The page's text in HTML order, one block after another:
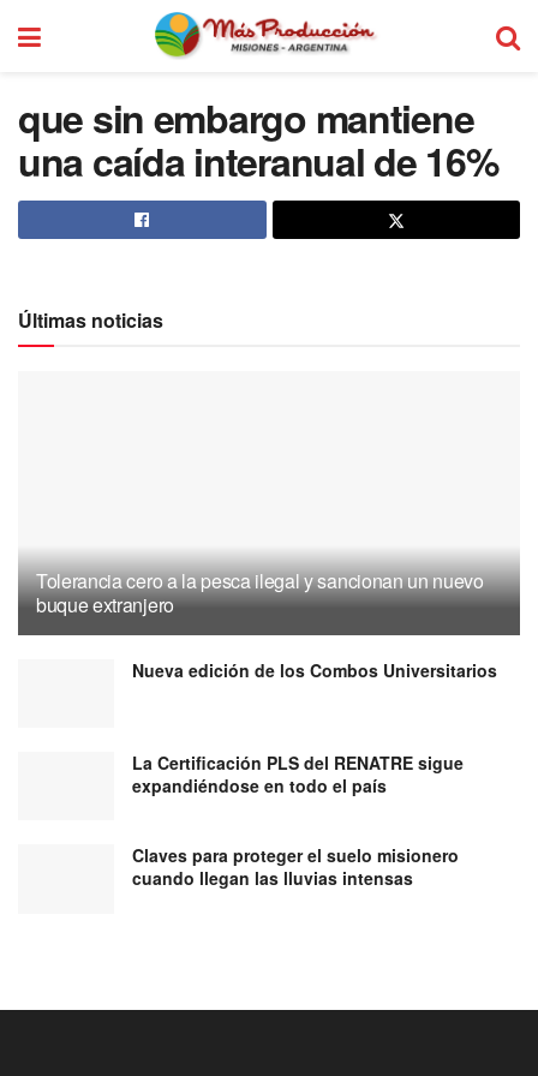
que sin embargo mantiene
una caída interanual de 16%
Últimas noticias
Tolerancia cero a la pesca ilegal y sancionan un nuevo
buque extranjero
Nueva edición de los Combos Universitarios
La Certificación PLS del RENATRE sigue
expandiéndose en todo el país
Claves para proteger el suelo misionero
cuando llegan las lluvias intensas